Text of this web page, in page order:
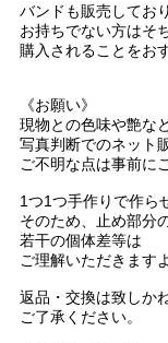
バンドも販売してお
お持ちでない方はそ
購入されることをお
《お願い》
現物との色味や艶な
写真判断でのネット
ご不明な点は事前に
1つ1つ手作りで作ら
そのため、止め部分
若干の個体差等は
ご理解いただきます
返品・交換は致しか
ご了承ください。